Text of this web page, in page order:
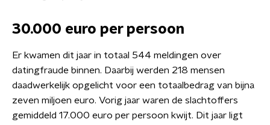
30.000 euro per persoon
Er kwamen dit jaar in totaal 544 meldingen over
datingfraude binnen. Daarbij werden 218 mensen
daadwerkelijk opgelicht voor een totaalbedrag van bijna
zeven miljoen euro. Vorig jaar waren de slachtoffers
gemiddeld 17.000 euro per persoon kwijt. Dit jaar ligt